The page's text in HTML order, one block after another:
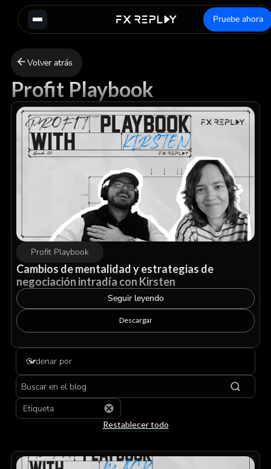
Pruebe ahora
Volver atrás
Profit Playbook
Profit Playbook
Cambios de mentalidad y estrategias de
negociación intradía con Kirsten
Seguir leyendo
Descargar
Ordenar por
Etiqueta
Restablecer todo